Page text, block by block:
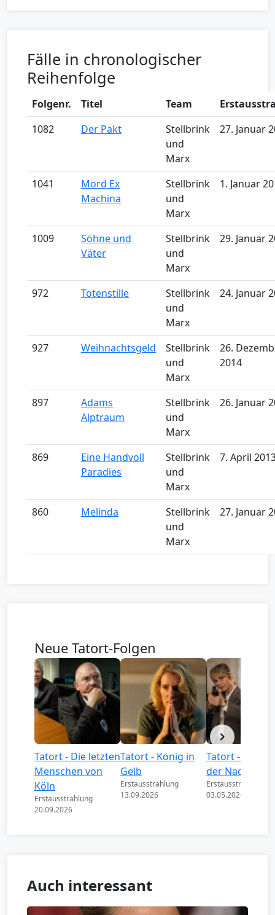
Fälle in chronologischer
Reihenfolge
Folgenr. Titel Team
1082
Der Pakt
Stellbrink
und
Marx
27. Januar
1041
Mord Ex
Machina
Stellbrink
und
Marx
1. Januar
1009
Söhne und
Väter
Stellbrink
und
Marx
29. Januar
972 Totenstille
Stellbrink
und
Marx
24. Januar
927 Weihnachtsgeld
Stellbrink
und
Marx
26.
2014
897
Adams
Alptraum
Stellbrink
und
Marx
26. Januar
869
Eine Handvoll
Paradies
Stellbrink
und
Marx
7. April
860 Melinda
Stellbrink
und
Marx
27. Januar
Neue Tatort-Folgen
Tatort - Die letzten
Menschen von
Köln
Erstausstrahlung
20.09.2026
Tatort - König in
Gelb
Erstausstrahlung
13.09.2026
Tatort - Könige
der Nacht
Erstausstrahlung
03.05.2026
Auch interessant